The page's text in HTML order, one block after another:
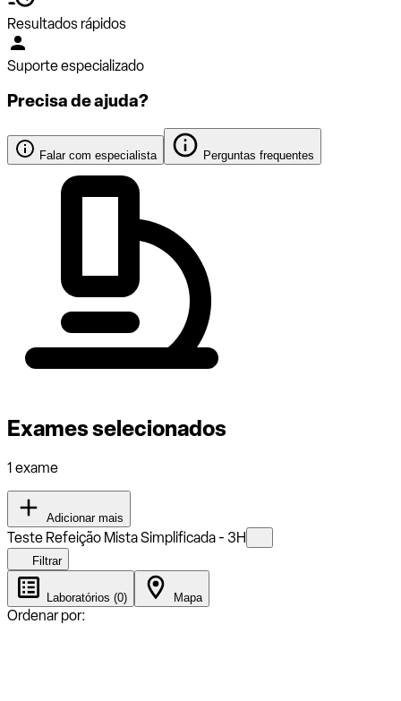
Resultados rápidos
Suporte especializado
Precisa de ajuda?
Falar com especialista Perguntas frequentes
Exames selecionados
1 exame
Adicionar mais
Teste Refeição Mista Simplificada - 3H
Filtrar
Laboratórios (0) Mapa
Ordenar por: